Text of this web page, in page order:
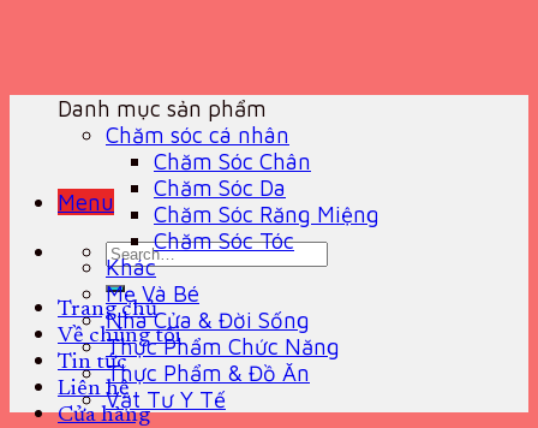
Menu
Search
for:
Trang chủ
Về chúng tôi
Tin tức
Liên hệ
Cửa hàng
Danh mục sản phẩm
Chăm sóc cá nhân
Chăm Sóc Chân
Chăm Sóc Da
Chăm Sóc Răng Miệng
Chăm Sóc Tóc
Khác
Mẹ Và Bé
Nhà Cửa & Đời Sống
Thực Phẩm Chức Năng
Thực Phẩm & Đồ Ăn
Vật Tư Y Tế